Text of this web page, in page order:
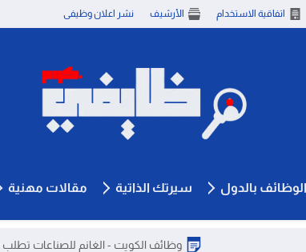
اتفاقية الاستخدام الأرشيف نشر اعلان وظيفى
الوظائف بالدول سيرتك الذاتية مقالات مهنية
وظائف الكويت - الغانم للصناعات تطلب مسؤولين